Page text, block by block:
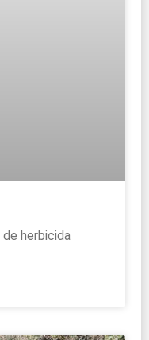
herbicida